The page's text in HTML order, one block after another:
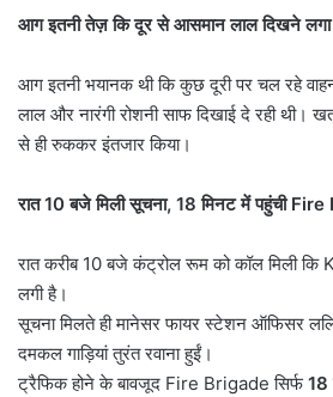
आग इतनी तेज़ कि दूर से आसमान लाल दिखने लगा
आग इतनी भयानक थी कि कुछ दूरी पर चल रहे
लाल और नारंगी रोशनी साफ दिखाई दे रही थी।
से ही रुककर इंतजार किया।
रात10बजे मिली सूचना, 18मिनट में पहुंचीFire
रात करीब 10 बजे कंट्रोल रूम को कॉल मिली
लगी है।
सूचना मिलते ही मानेसर फायर स्टेशन ऑफिसर
दमकल गाड़ियां तुरंत रवाना हुईं।
ट्रैफिक होने के बावजूद Fire Brigade सिर्फ18